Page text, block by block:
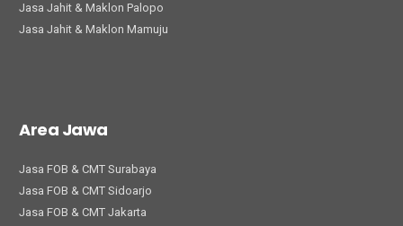
Jasa Jahit & Maklon Palopo
Jasa Jahit & Maklon Mamuju
Area Jawa
Jasa FOB & CMT Surabaya
Jasa FOB & CMT Sidoarjo
Jasa FOB & CMT Jakarta